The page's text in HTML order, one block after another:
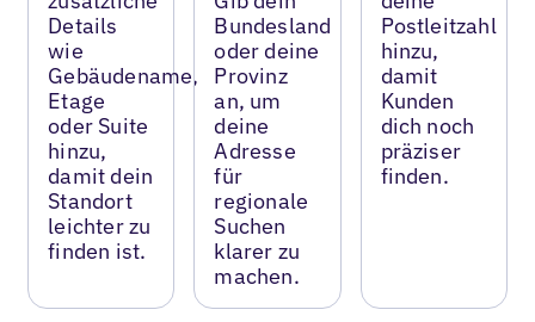
Details
wie
Gebäudename,
Etage
oder Suite
hinzu,
damit dein
Standort
leichter zu
finden ist.
Bundesland
oder deine
Provinz
an, um
deine
Adresse
für
regionale
Suchen
klarer zu
machen.
Postleitzahl
hinzu,
damit
Kunden
dich noch
präziser
finden.